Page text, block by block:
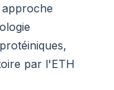
approche
par l'ETH